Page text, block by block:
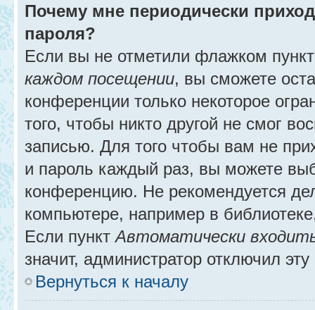
Почему мне периодически
пароля?
Если вы не отметили флажком
каждом посещении, вы сможете
конференции только некоторое
того, чтобы никто другой не смог
записью. Для того чтобы вам не
и пароль каждый раз, вы можете
конференцию. Не рекомендуется
компьютере, например в
Если пунктАвтоматически
значит, администратор отключил
Вернуться к началу